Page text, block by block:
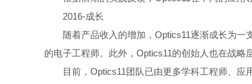
2016-成长
随着产品收入的增加， Optics11逐渐成长为一
的电子工程师。此外， Optics11的创始人也在战略
目前， Optics11团队已由更多学科工程师、应